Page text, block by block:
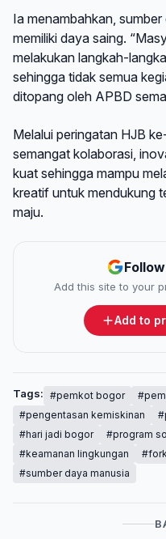
Ia menambahkan,
memiliki daya saing.
melakukan langkah-
sehingga tidak semua
ditopang oleh APBD
Melalui peringatan HJB
semangat kolaborasi,
kuat sehingga mampu
kreatif untuk mendukung
maju.
Add this site to your
Add to
Tags: #pemkot bogor
#pengentasan kemiskinan
#hari jadi bogor
#program
#keamanan lingkungan
#sumber daya manusia